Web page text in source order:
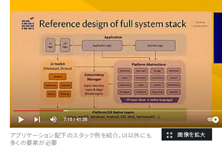
アプリケーション配下のスタック例を紹介。UI以外にも
多くの要素が必要